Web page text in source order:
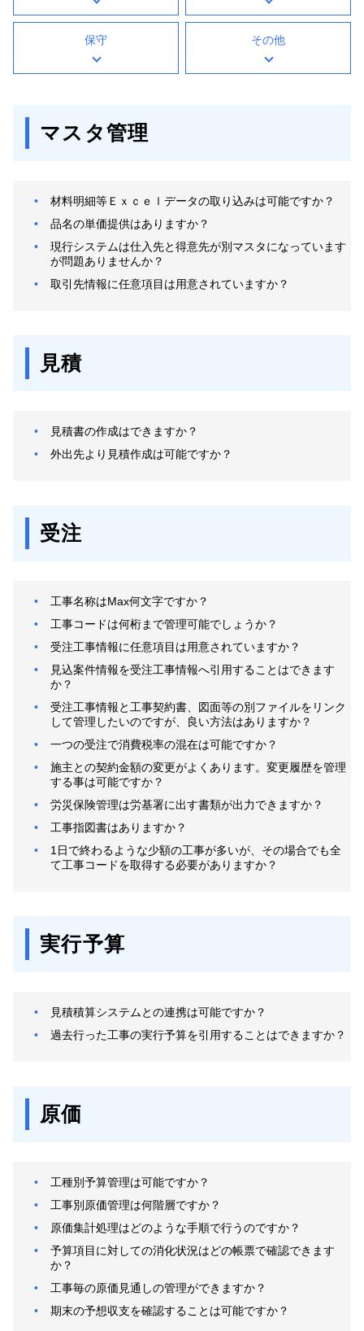
保守 その他
マスタ管理
材料明細等Ｅｘｃｅｌデータの取り込みは可能ですか？
品名の単価提供はありますか？
現行システムは仕入先と得意先が別マスタになっています
が問題ありませんか？
取引先情報に任意項目は用意されていますか？
見積
見積書の作成はできますか？
外出先より見積作成は可能ですか？
受注
工事名称はMax何文字ですか？
工事コードは何桁まで管理可能でしょうか？
受注工事情報に任意項目は用意されていますか？
見込案件情報を受注工事情報へ引用することはできます
か？
受注工事情報と工事契約書、図面等の別ファイルをリンク
して管理したいのですが、良い方法はありますか？
一つの受注で消費税率の混在は可能ですか？
施主との契約金額の変更がよくあります。変更履歴を管理
する事は可能ですか？
労災保険管理は労基署に出す書類が出力できますか？
工事指図書はありますか？
1日で終わるような少額の工事が多いが、その場合でも全
て工事コードを取得する必要がありますか？
実行予算
見積積算システムとの連携は可能ですか？
過去行った工事の実行予算を引用することはできますか？
原価
工種別予算管理は可能ですか？
工事別原価管理は何階層ですか？
原価集計処理はどのような手順で行うのですか？
予算項目に対しての消化状況はどの帳票で確認できます
か？
工事毎の原価見通しの管理ができますか？
期末の予想収支を確認することは可能ですか？